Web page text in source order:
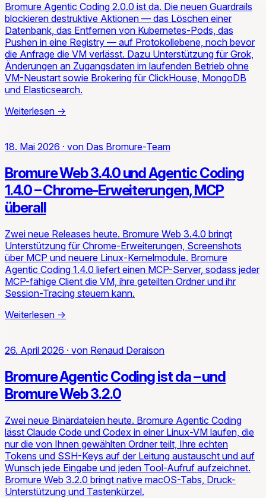
Bromure Agentic Coding 2.0.0 ist da. Die neuen Guardrails
blockieren destruktive Aktionen — das Löschen einer
Datenbank, das Entfernen von Kubernetes-Pods, das
Pushen in eine Registry — auf Protokollebene, noch bevor
die Anfrage die VM verlässt. Dazu Unterstützung für Grok,
Änderungen an Zugangsdaten im laufenden Betrieb ohne
VM-Neustart sowie Brokering für ClickHouse, MongoDB
und Elasticsearch.
Weiterlesen →
18. Mai 2026 · von Das Bromure-Team
Bromure Web 3.4.0 und Agentic Coding
1.4.0 – Chrome-Erweiterungen, MCP
überall
Zwei neue Releases heute. Bromure Web 3.4.0 bringt
Unterstützung für Chrome-Erweiterungen, Screenshots
über MCP und neuere Linux-Kernelmodule. Bromure
Agentic Coding 1.4.0 liefert einen MCP-Server, sodass jeder
MCP-fähige Client die VM, ihre geteilten Ordner und ihr
Session-Tracing steuern kann.
Weiterlesen →
26. April 2026 · von Renaud Deraison
Bromure Agentic Coding ist da – und
Bromure Web 3.2.0
Zwei neue Binärdateien heute. Bromure Agentic Coding
lässt Claude Code und Codex in einer Linux-VM laufen, die
nur die von Ihnen gewählten Ordner teilt, Ihre echten
Tokens und SSH-Keys auf der Leitung austauscht und auf
Wunsch jede Eingabe und jeden Tool-Aufruf aufzeichnet.
Bromure Web 3.2.0 bringt native macOS-Tabs, Druck-
Unterstützung und Tastenkürzel.